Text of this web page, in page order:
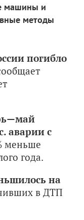
машины и
методы
погибло
аварии с
меньше
года.
на
в ДТП